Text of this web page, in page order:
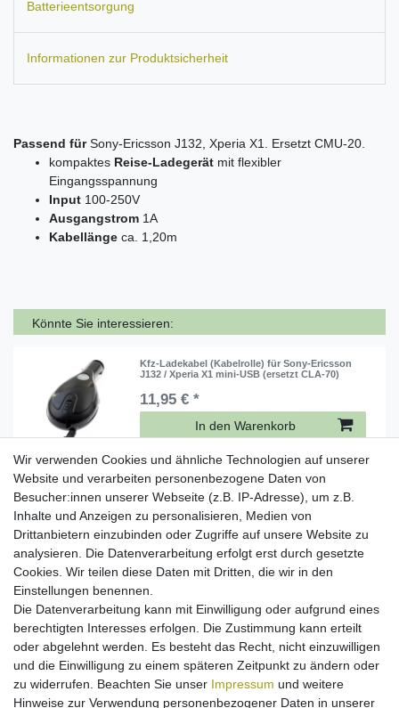
Batterieentsorgung
Informationen zur Produktsicherheit
Passend fürSony-Ericsson J132, Xperia X1. Ersetzt CMU-20.
kompaktes Reise-Ladegerät mit flexibler
Eingangsspannung
Input 100-250V
Ausgangstrom 1A
Kabellänge ca. 1,20m
Könnte Sie interessieren:
Kfz-Ladekabel (Kabelrolle) für Sony-Ericsson
J132 / Xperia X1 mini-USB (ersetzt CLA-70)
11,95 € *
In den Warenkorb
[Paket] Kfz-Ladekabel für Sony-Ericsson J132 /
Xperia X1 (ersetzt CLA-70) (mini-USB)
8,95 € *
In den Warenkorb
*inkl. ges. MwSt.
[Paket] USB Datenkabel für Sony-Ericsson
J132/Xperia X1 (ersetzt DMU-70) (mini-USB)
6,95 € *
Wir verwenden Cookies und ähnliche Technologien auf unserer
Website und verarbeiten personenbezogene Daten von
Besucher:innen unserer Webseite (z.B. IP-Adresse), um z.B.
Inhalte und Anzeigen zu personalisieren, Medien von
Drittanbietern einzubinden oder Zugriffe auf unsere Website zu
analysieren. Die Datenverarbeitung erfolgt erst durch gesetzte
Cookies. Wir teilen diese Daten mit Dritten, die wir in den
Einstellungen benennen.
Die Datenverarbeitung kann mit Einwilligung oder aufgrund eines
berechtigten Interesses erfolgen. Die Zustimmung kann erteilt
oder abgelehnt werden. Es besteht das Recht, nicht einzuwilligen
und die Einwilligung zu einem späteren Zeitpunkt zu ändern oder
zu widerrufen. Beachten Sie unser Impressum und weitere
Hinweise zur Verwendung personenbezogener Daten in unserer